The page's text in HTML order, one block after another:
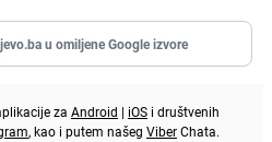
u omiljene Google izvore
za Android | iOS i društvenih
, kao i putem našeg ViberChata.